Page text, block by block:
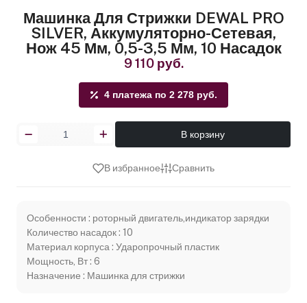
Машинка Для Стрижки DEWAL PRO
SILVER, Аккумуляторно-Сетевая,
Нож 45 Мм, 0,5-3,5 Мм, 10 Насадок
9 110 руб.
4 платежа по 2 278 руб.
В корзину
В избранное Сравнить
Особенности : роторный двигатель,индикатор зарядки
Количество насадок : 10
Материал корпуса : Ударопрочный пластик
Мощность, Вт : 6
Назначение : Машинка для стрижки